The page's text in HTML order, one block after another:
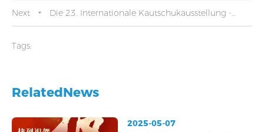
Next Die 23. Internationale Kautschukausstellung -
Tags:
RelatedNews
2025-05-07